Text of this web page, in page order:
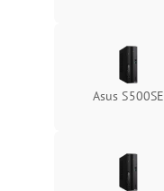
Asus S500SE